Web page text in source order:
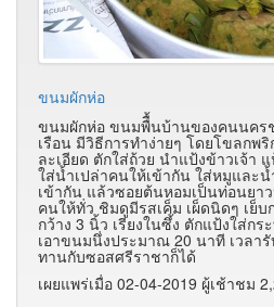
ขนมผักห่อ
ขนมผักห่อ ขนมพืื้นบ้านของคนนคร
เรือน มีวิธีการทำง่ายๆ โดยโขลกพ
ละเอียด ตักใส่ถ้วย นำแป้งข้าวเจ้า
ใส่น้ำเปล่าคนให้เข้ากัน ใส่หมูและ
เข้ากัน แล้วซอยต้นหอมเป็นท่อนยา
คนให้ทั่ว ชิมดูมีรสเค็ม เผ็ดนิดๆ เย็บ
กว้าง 3 นิ้ว เรียงในซึ้ง ตักแป้งใส่ก
เอาขนมนึ่งประมาณ 20 นาที เวลา
ทานกับซอสศรีราชาก็ได้
เผยแพร่เมื่อ 02-04-2019 ผู้เช้าชม